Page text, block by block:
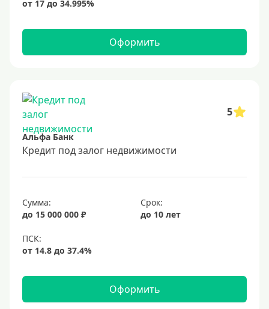
Оформить
5
Альфа Банк
Кредит под залог недвижимости
Сумма:
до 15 000 000 ₽
Срок:
до 10 лет
Оформить